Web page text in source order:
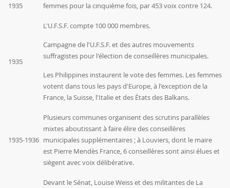
1935
femmes pour la cinquième fois, par 453 voix contre 124.
1935
L'U.F.S.F. compte 100 000 membres.
Campagne de l'U.F.S.F. et des autres mouvements
suffragistes pour l'élection de conseillères municipales.
Les Philippines instaurent le vote des femmes. Les femmes
votent dans tous les pays d'Europe, à l'exception de la
France, la Suisse, l'Italie et des États des Balkans.
1935-1936
Plusieurs communes organisent des scrutins parallèles
mixtes aboutissant à faire élire des conseillères
municipales supplémentaires ; à Louviers, dont le maire
est Pierre Mendès France, 6 conseillères sont ainsi élues et
siègent avec voix délibérative.
Devant le Sénat, Louise Weiss et des militantes de La